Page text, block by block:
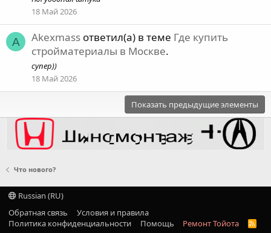
18 Май 2026
A Akexmass ответил(а) в теме Где купить
стройматериалы в Москве.
супер))
18 Май 2026
Показать предыдущие элементы
Что нового?
Russian (RU)
Обратная связь
Условия и правила
Политика конфиденциальности
Помощь Ремонт Тойота
R